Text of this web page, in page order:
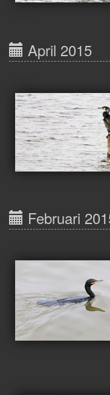
April 2015
Februari